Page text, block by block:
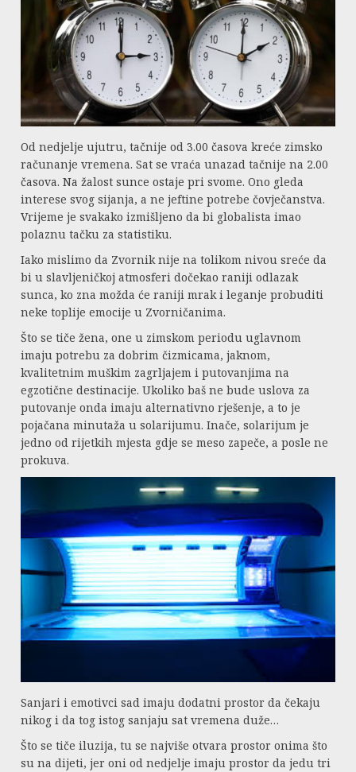
Od nedjelje ujutru, tačnije od 3.00 časova kreće zimsko
računanje vremena. Sat se vraća unazad tačnije na 2.00
časova. Na žalost sunce ostaje pri svome. Ono gleda
interese svog sijanja, a ne jeftine potrebe čovječanstva.
Vrijeme je svakako izmišljeno da bi globalista imao
polaznu tačku za statistiku.
Iako mislimo da Zvornik nije na tolikom nivou sreće da
bi u slavljeničkoj atmosferi dočekao raniji odlazak
sunca, ko zna možda će raniji mrak i leganje probuditi
neke toplije emocije u Zvorničanima.
Što se tiče žena, one u zimskom periodu uglavnom
imaju potrebu za dobrim čizmicama, jaknom,
kvalitetnim muškim zagrljajem i putovanjima na
egzotične destinacije. Ukoliko baš ne bude uslova za
putovanje onda imaju alternativno rješenje, a to je
pojačana minutaža u solarijumu. Inače, solarijum je
jedno od rijetkih mjesta gdje se meso zapeče, a posle ne
prokuva.
Sanjari i emotivci sad imaju dodatni prostor da čekaju
nikog i da tog istog sanjaju sat vremena duže…
Što se tiče iluzija, tu se najviše otvara prostor onima što
su na dijeti, jer oni od nedjelje imaju prostor da jedu tri